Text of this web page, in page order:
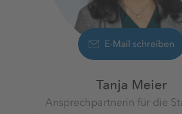
E-Mail schreiben
Tanja Meier
Ansprechpartnerin für die